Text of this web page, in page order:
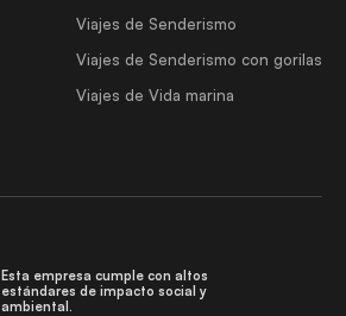
Viajes de Senderismo
Viajes de Senderismo con gorilas
Viajes de Vida marina
Esta empresa cumple con altos
estándares de impacto social y
ambiental.